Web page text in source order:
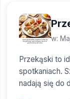
w:
Przekąski to
spotkaniach.
nadają się do